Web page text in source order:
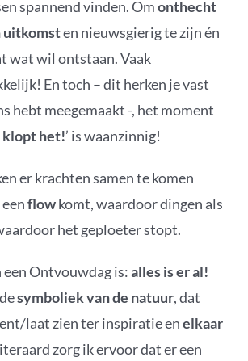
spannend vinden. Omonthecht
uitkomsten nieuwsgierig te zijn én
wat wil ontstaan. Vaak
En toch – dit herken je vast
hebt meegemaakt -, het moment
klopt het!’ is waanzinnig!
er krachten samen te komen
flowkomt, waardoor dingen als
het geploeter stopt.
Ontvouwdag is:alles is er al!
symboliek van de natuur, dat
laat zien ter inspiratie enelkaar
zorg ik ervoor dat er een